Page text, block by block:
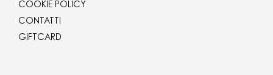
COOKIE POLICY
CONTATTI
GIFTCARD